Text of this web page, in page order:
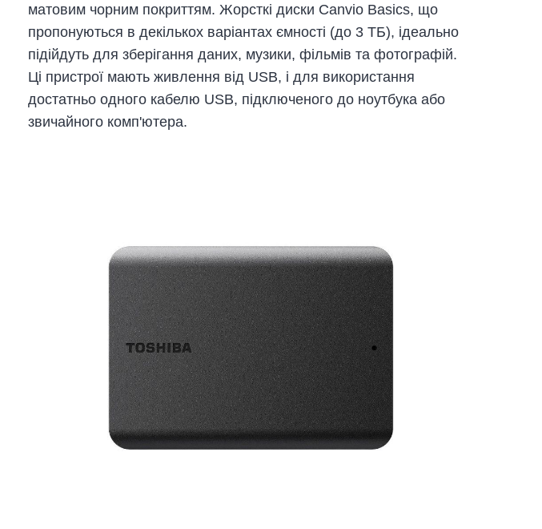
матовим чорним покриттям. Жорсткі диски Canvio Basics, що
пропонуються в декількох варіантах ємності (до 3 ТБ), ідеально
підійдуть для зберігання даних, музики, фільмів та фотографій.
Ці пристрої мають живлення від USB, і для використання
достатньо одного кабелю USB, підключеного до ноутбука або
звичайного комп'ютера.